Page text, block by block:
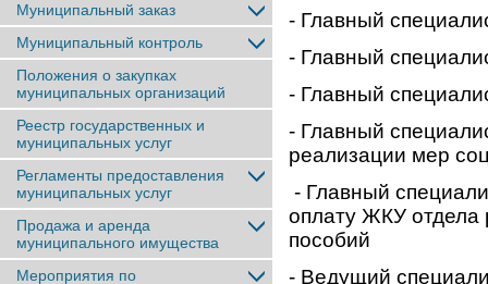
Муниципальный заказ
Муниципальный контроль
Положения о закупках
муниципальных организаций
Реестр государственных и
муниципальных услуг
Регламенты предоставления
муниципальных услуг
Продажа и аренда
муниципального имущества
Мероприятия по
- Главный
- Главный
- Главный
- Главный
реализации мер
- Главный
оплату ЖКУ отдела
пособий
- Ведущий